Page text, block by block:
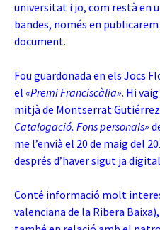
universitat i jo, com restà en
bandes, només en
document.
Fou guardonada en els Jocs
el «Premi Franciscàlia». Hi
mitjà de Montserrat
Catalogació. Fons personals»
me l’envià el 20 de maig del
després d’haver sigut ja
Conté informació molt
valenciana de la Ribera